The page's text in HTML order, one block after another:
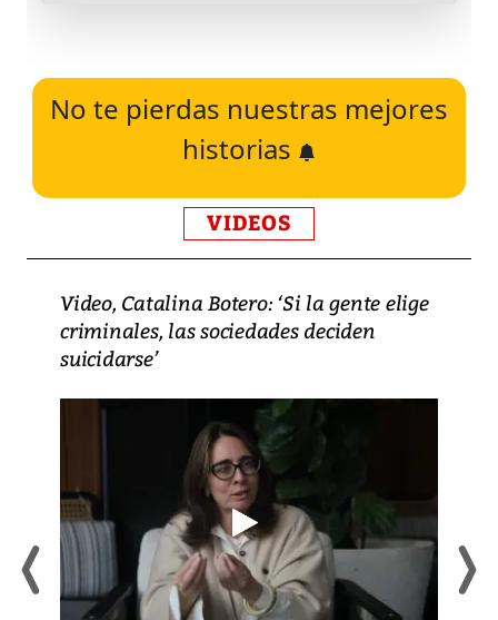
No te pierdas nuestras mejores
historias
VIDEOS
Video, Catalina Botero: ‘Si la gente elige
criminales, las sociedades deciden
suicidarse’